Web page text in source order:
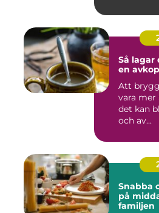
Så lagar
en
Att
vara mer
det kan
och av...
Snabba
på
familjen